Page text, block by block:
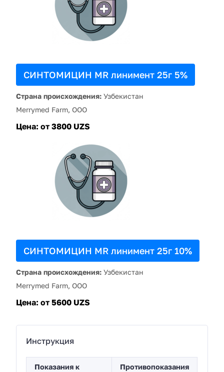
СИНТОМИЦИН MR линимент 25г 5%
Страна происхождения: Узбекистан
Merrymed Farm, ООО
Цена: от 3800 UZS
СИНТОМИЦИН MR линимент 25г 10%
Страна происхождения: Узбекистан
Merrymed Farm, ООО
Цена: от 5600 UZS
Инструкция
Показания к
Противопоказания